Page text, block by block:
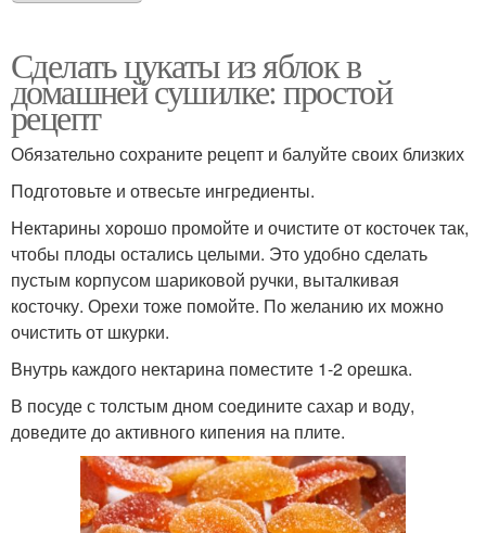
Сделать цукаты из яблок в
домашней сушилке: простой
рецепт
Обязательно сохраните рецепт и балуйте своих близких
Подготовьте и отвесьте ингредиенты.
Нектарины хорошо промойте и очистите от косточек так,
чтобы плоды остались целыми. Это удобно сделать
пустым корпусом шариковой ручки, выталкивая
косточку. Орехи тоже помойте. По желанию их можно
очистить от шкурки.
Внутрь каждого нектарина поместите 1-2 орешка.
В посуде с толстым дном соедините сахар и воду,
доведите до активного кипения на плите.